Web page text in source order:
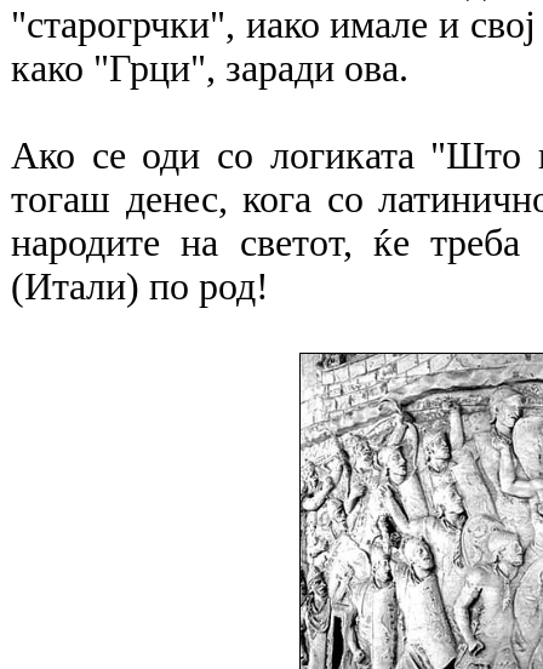
"старогрчки", иако имале и
како "Грци", заради ова.
Ако се оди со логиката
тогаш денес, кога со
народите на светот, ќе
(Итали) по род!